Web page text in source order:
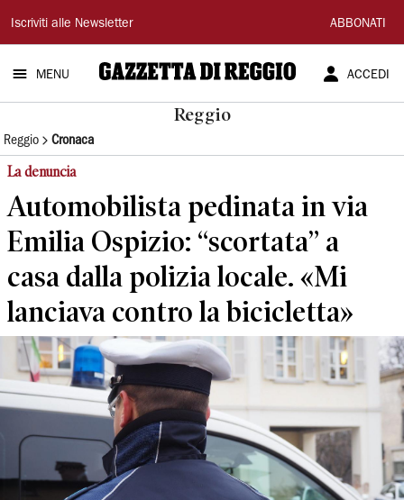
Gazzetta
di
Reggio
Iscriviti alle Newsletter ABBONATI
MENU ACCEDI
Reggio
Reggio Cronaca
La denuncia
Automobilista pedinata in via
Emilia Ospizio: “scortata” a
casa dalla polizia locale. «Mi
lanciava contro la bicicletta»